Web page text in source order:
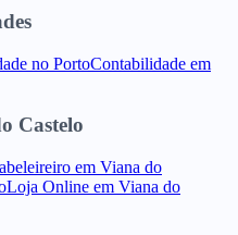
no PortoContabilidade em
Castelo
em Viana do
Loja Online em Viana do